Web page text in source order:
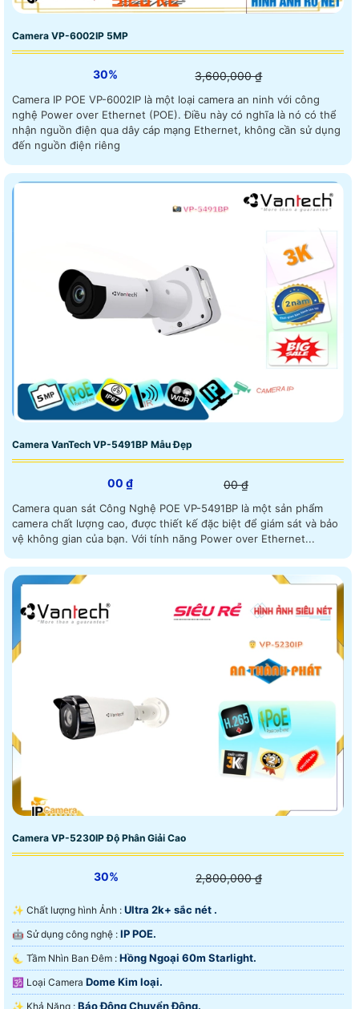
Camera VP-6002IP 5MP
30% 3,600,000 ₫
Camera IP POE VP-6002IP là một loại camera an ninh với công
nghệ Power over Ethernet (POE). Điều này có nghĩa là nó có thể
nhận nguồn điện qua dây cáp mạng Ethernet, không cần sử dụng
đến nguồn điện riêng
Camera VanTech VP-5491BP Mẫu Đẹp
00 ₫ 00 ₫
Camera quan sát Công Nghệ POE VP-5491BP là một sản phẩm
camera chất lượng cao, được thiết kế đặc biệt để giám sát và bảo
vệ không gian của bạn. Với tính năng Power over Ethernet...
Camera VP-5230IP Độ Phân Giải Cao
30% 2,800,000 ₫
✨ Chất lượng hình Ảnh : Ultra 2k+ sắc nét .
🤖️ Sử dụng công nghệ : IP POE.
🌜 Tầm Nhìn Ban Đêm : Hồng Ngoại 60m Starlight.
🕉️ Loại Camera Dome Kim loại.
️✨ Khả Năng : Báo Động Chuyển Động.